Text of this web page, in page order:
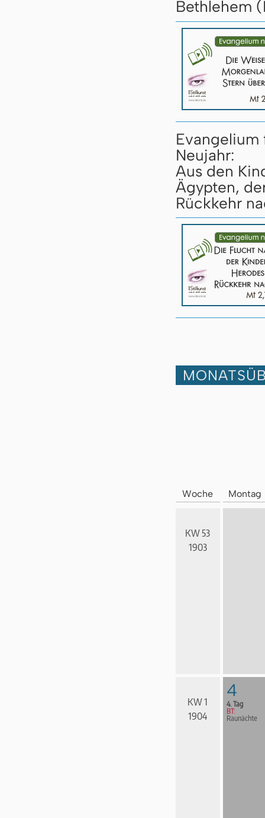
Bethlehem
Neujahr:
Aus den
Ägypten,
Rückkehr
Woche Montag
KW 53
1903
KW 1
1904
4
4. Tag
BT:
Raunächte